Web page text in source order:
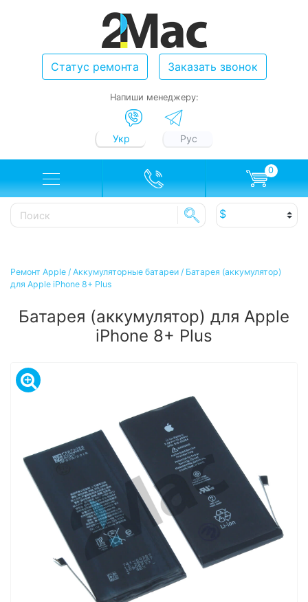
Статус ремонта Заказать звонок
Напиши менеджеру:
Укр Рус
0
Ремонт Apple / Аккумуляторные батареи / Батарея (аккумулятор)
для Apple iPhone 8+ Plus
Батарея (аккумулятор) для Apple
iPhone 8+ Plus